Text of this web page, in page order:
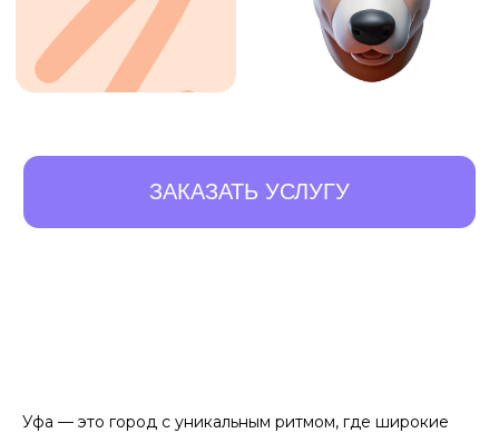
Уфа — это город с уникальным ритмом, где широкие